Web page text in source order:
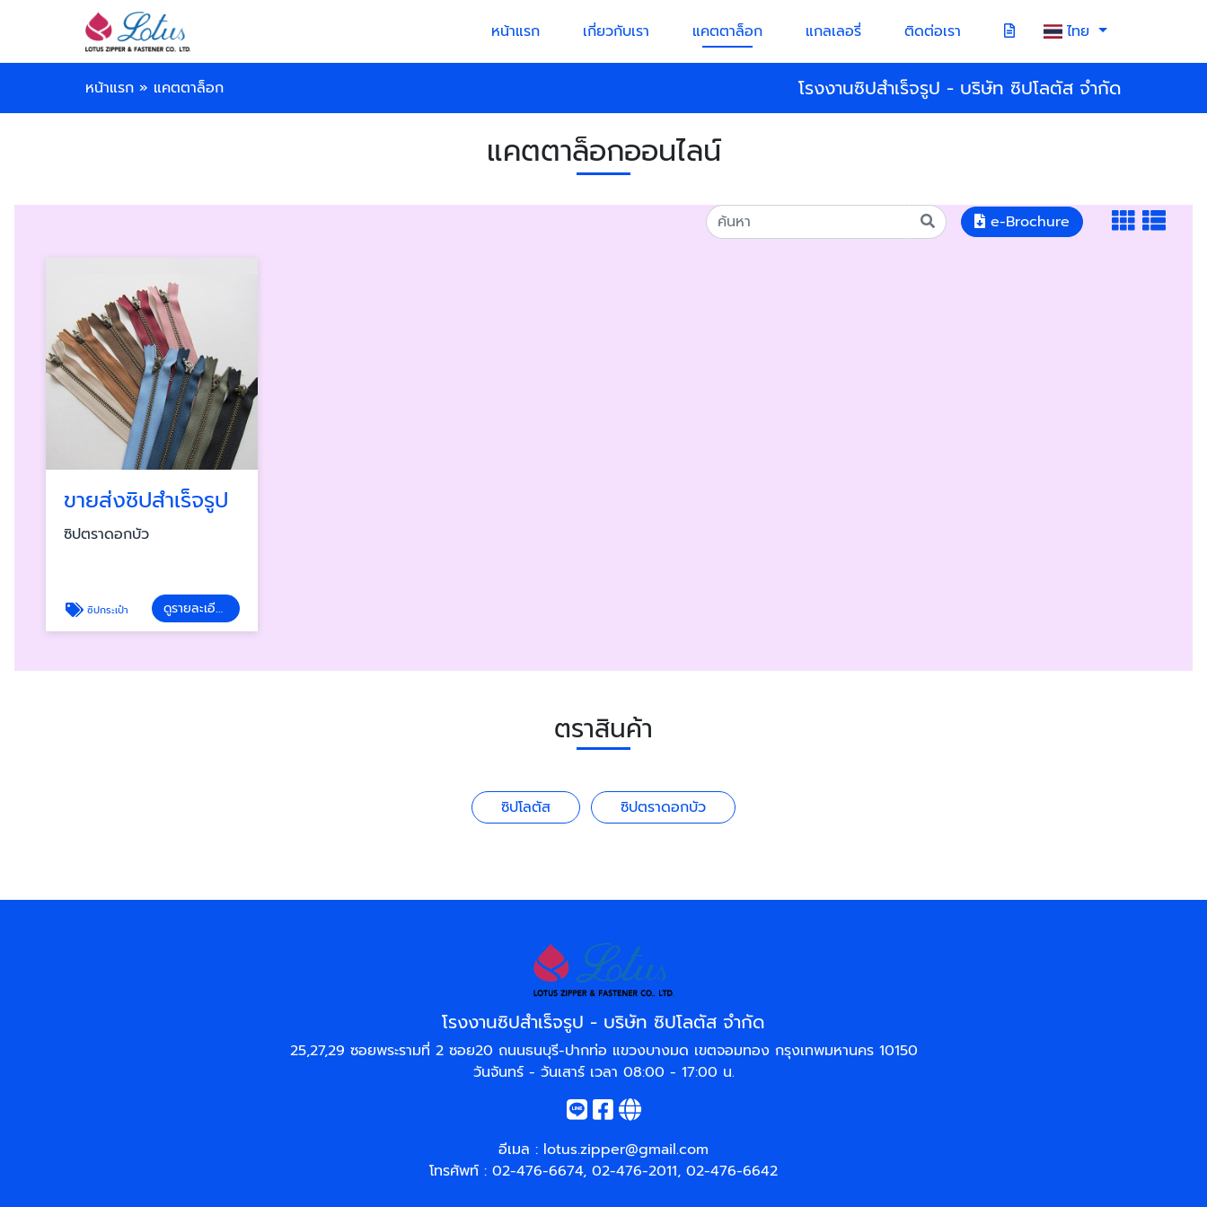
หน้าแรก เกี่ยวกับเรา แคตตาล็อก แกลเลอรี่ ติดต่อเรา ไทย
หน้าแรก » แคตตาล็อก โรงงานซิปสำเร็จรูป - บริษัท ซิปโลตัส จำกัด
แคตตาล็อกออนไลน์
e-Brochure
ขายส่งซิปสำเร็จรูป
ซิปตราดอกบัว
ซิปกระเป๋า ดูรายละเอียด
ตราสินค้า
ซิปโลตัส ซิปตราดอกบัว
โรงงานซิปสำเร็จรูป - บริษัท ซิปโลตัส จำกัด
25,27,29 ซอยพระรามที่ 2 ซอย20 ถนนธนบุรี-ปากท่อ แขวงบางมด เขตจอมทอง กรุงเทพมหานคร 10150
วันจันทร์ - วันเสาร์ เวลา 08:00 - 17:00 น.
อีเมล : lotus.zipper@gmail.com
โทรศัพท์ : 02-476-6674, 02-476-2011, 02-476-6642